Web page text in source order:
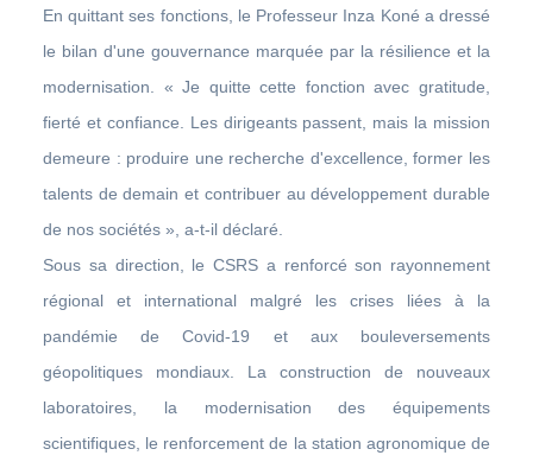
En quittant ses fonctions, le Professeur Inza Koné a dressé
le bilan d'une gouvernance marquée par la résilience et la
modernisation. « Je quitte cette fonction avec gratitude,
fierté et confiance. Les dirigeants passent, mais la mission
demeure : produire une recherche d'excellence, former les
talents de demain et contribuer au développement durable
de nos sociétés », a-t-il déclaré.
Sous sa direction, le CSRS a renforcé son rayonnement
régional et international malgré les crises liées à la
pandémie de Covid-19 et aux bouleversements
géopolitiques mondiaux. La construction de nouveaux
laboratoires, la modernisation des équipements
scientifiques, le renforcement de la station agronomique de